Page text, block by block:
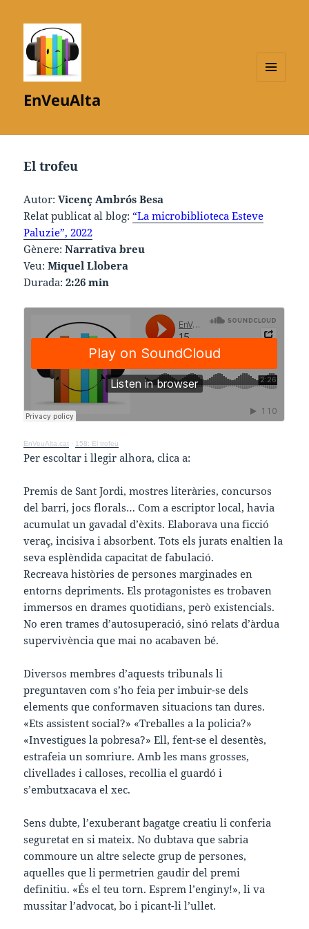
EnVeuAlta
El trofeu
Autor:Vicenç Ambrós Besa
Relat publicat al blog:“La microbiblioteca Esteve
Paluzie”, 2022
Gènere:Narrativa breu
Veu:Miquel Llobera
Durada:2:26 min
EnVeuAlta.cat · 158: El trofeu
Per escoltar i llegir alhora, clica a:
Premis de Sant Jordi, mostres literàries, concursos
del barri, jocs florals… Com a escriptor local, havia
acumulat un gavadal d’èxits. Elaborava una ficció
veraç, incisiva i absorbent. Tots els jurats enaltien la
seva esplèndida capacitat de fabulació.
Recreava històries de persones marginades en
entorns depriments. Els protagonistes es trobaven
immersos en drames quotidians, però existencials.
No eren trames d’autosuperació, sinó relats d’àrdua
supervivència que mai no acabaven bé.
Diversos membres d’aquests tribunals li
preguntaven com s’ho feia per imbuir-se dels
elements que conformaven situacions tan dures.
«Ets assistent social?» «Treballes a la policia?»
«Investigues la pobresa?» Ell, fent-se el desentès,
estrafeia un somriure. Amb les mans grosses,
clivellades i calloses, recollia el guardó i
s’embutxacava el xec.
Sens dubte, l’exuberant bagatge creatiu li conferia
seguretat en si mateix. No dubtava que sabria
commoure un altre selecte grup de persones,
aquelles que li permetrien gaudir del premi
definitiu. «És el teu torn. Esprem l’enginy!», li va
mussitar l’advocat, bo i picant-li l’ullet.